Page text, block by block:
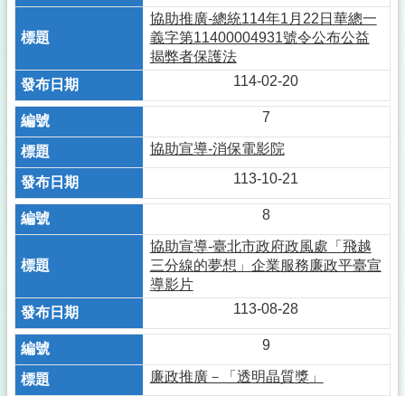
協助推廣-總統114年1月22日華總一
義字第11400004931號令公布公益
揭弊者保護法
114-02-20
7
協助宣導-消保電影院
113-10-21
8
協助宣導-臺北市政府政風處「飛越
三分線的夢想」企業服務廉政平臺宣
導影片
113-08-28
9
廉政推廣－「透明晶質獎」